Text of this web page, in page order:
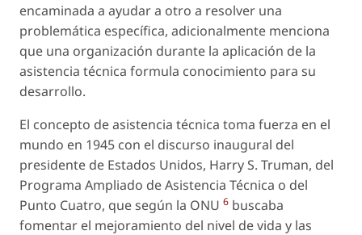
encaminada a ayudar a otro a resolver una
problemática específica, adicionalmente menciona
que una organización durante la aplicación de la
asistencia técnica formula conocimiento para su
desarrollo.
El concepto de asistencia técnica toma fuerza en el
mundo en 1945 con el discurso inaugural del
presidente de Estados Unidos, Harry S. Truman, del
Programa Ampliado de Asistencia Técnica o del
Punto Cuatro, que según la ONU 6 buscaba
fomentar el mejoramiento del nivel de vida y las